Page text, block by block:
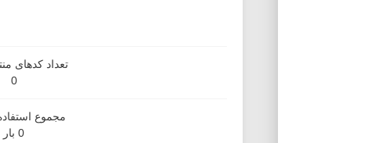
تعداد کدهای
0
مجموع
0 بار